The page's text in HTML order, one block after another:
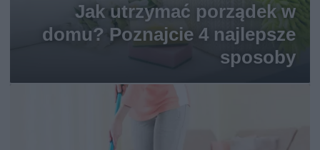
Jak utrzymać porządek w
domu? Poznajcie 4 najlepsze
sposoby